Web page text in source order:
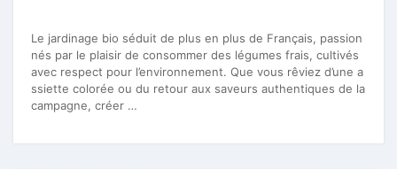
Le jardinage bio séduit de plus en plus de Français, passion
nés par le plaisir de consommer des légumes frais, cultivés
avec respect pour l’environnement. Que vous rêviez d’une a
ssiette colorée ou du retour aux saveurs authentiques de la
campagne, créer …